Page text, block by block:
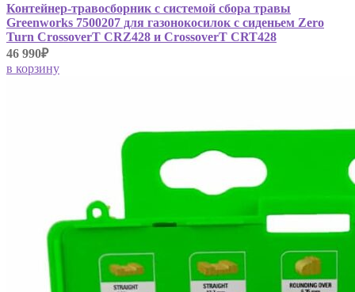
Контейнер-травосборник с системой сбора травы
Greenworks 7500207 для газонокосилок с сиденьем Zero
Turn CrossoverT CRZ428 и CrossoverT CRT428
46 990₽
в корзину